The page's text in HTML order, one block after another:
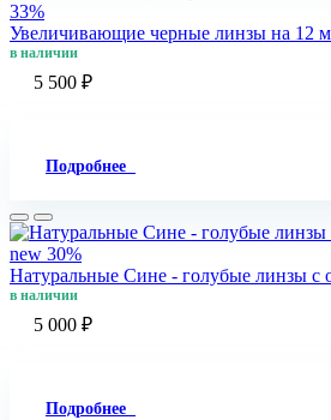
33%
Увеличивающие черные линзы на 12
в наличии
5 500 ₽
Подробнее
new 30%
Натуральные Сине - голубые линзы c
в наличии
5 000 ₽
Подробнее